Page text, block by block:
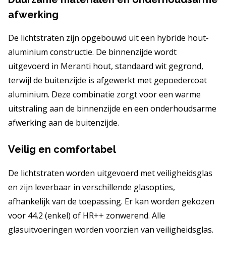
afwerking
De lichtstraten zijn opgebouwd uit een hybride hout-
aluminium constructie. De binnenzijde wordt
uitgevoerd in Meranti hout, standaard wit gegrond,
terwijl de buitenzijde is afgewerkt met gepoedercoat
aluminium. Deze combinatie zorgt voor een warme
uitstraling aan de binnenzijde en een onderhoudsarme
afwerking aan de buitenzijde.
Veilig en comfortabel
De lichtstraten worden uitgevoerd met veiligheidsglas
en zijn leverbaar in verschillende glasopties,
afhankelijk van de toepassing. Er kan worden gekozen
voor 44.2 (enkel) of HR++ zonwerend. Alle
glasuitvoeringen worden voorzien van veiligheidsglas.